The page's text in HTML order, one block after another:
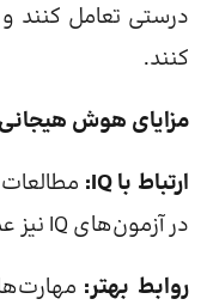
درستی تعامل کنند
کنند.
مزایای هوش
ارتباط با IQ:
در آزمون‌های IQ نیز عملکرد بهتری دارند.
روابط بهتر: